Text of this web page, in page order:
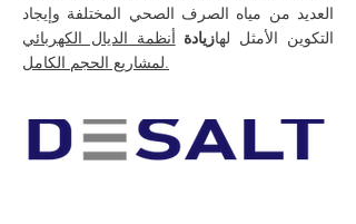
العديد من مياه الصرف الصحي المختلفة وإيجاد
التكوين الأمثل لهازيادة أنظمة الديال الكهربائي
لمشاريع الحجم الكامل.